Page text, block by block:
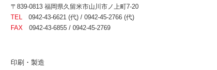
〒839-0813 福岡県久留米市山川市ノ上町7-20
TEL
0942-43-6621 (代) / 0942-45-2766 (代)
FAX 0942-43-6855 / 0942-45-2769
印刷・製造